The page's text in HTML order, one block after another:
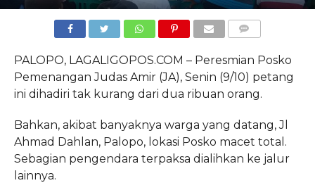
PALOPO, LAGALIGOPOS.COM – Peresmian Posko
Pemenangan Judas Amir (JA), Senin (9/10) petang
ini dihadiri tak kurang dari dua ribuan orang.
Bahkan, akibat banyaknya warga yang datang, Jl
Ahmad Dahlan, Palopo, lokasi Posko macet total.
Sebagian pengendara terpaksa dialihkan ke jalur
lainnya.